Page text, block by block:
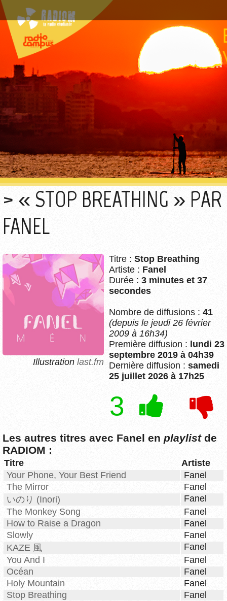
« STOP BREATHING » PAR
FANEL
Illustration last.fm
Titre : Stop Breathing
Artiste : Fanel
Durée : 3 minutes et 37
secondes
Nombre de diffusions : 41
(depuis le jeudi 26 février
2009 à 16h34)
Première diffusion : lundi 23
septembre 2019 à 04h39
Dernière diffusion : samedi
25 juillet 2026 à 17h25
3
Les autres titres avec Fanel en playlistde
RADIOM :
Titre
Artiste
Your Phone, Your Best Friend
Fanel
The Mirror
Fanel
いのり (Inori)
Fanel
The Monkey Song
Fanel
How to Raise a Dragon
Fanel
Slowly
Fanel
KAZE 風
Fanel
You And I
Fanel
Océan
Fanel
Holy Mountain
Fanel
Stop Breathing
Fanel